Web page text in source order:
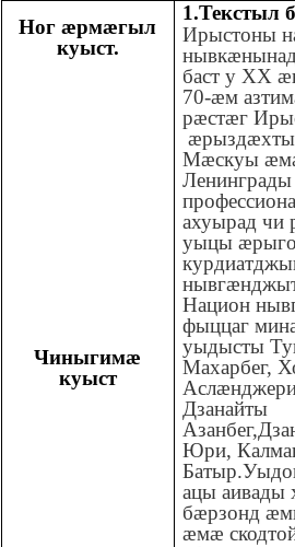
Ног æрмæгыл
куыст.
Чиныгимæ
куыст
1.Текстыл
Ирыстоны
баст у ХХ
70-æм
рæстæг
Мæскуы
ахуырад чи
уыцы
Национ
фыццаг
уыдысты
Махарбег,
Дзанайты
Юри,
ацы аивады
бæрзонд
æмæ